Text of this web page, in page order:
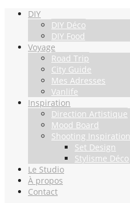
DIY
DIY Déco
DIY Food
Voyage
Road Trip
City Guide
Mes Adresses
Vanlife
Inspiration
Direction Artistique
Mood Board
Shooting Inspiration
Set Design
Stylisme Déco
Le Studio
À propos
Contact